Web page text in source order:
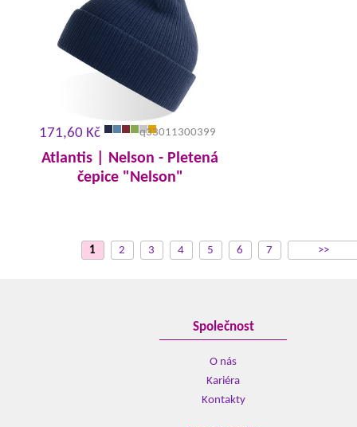
171,60 Kč q33011300399
Atlantis | Nelson - Pletená
čepice "Nelson"
1 2 3 4 5 6 7 >>
Společnost
O nás
Kariéra
Kontakty